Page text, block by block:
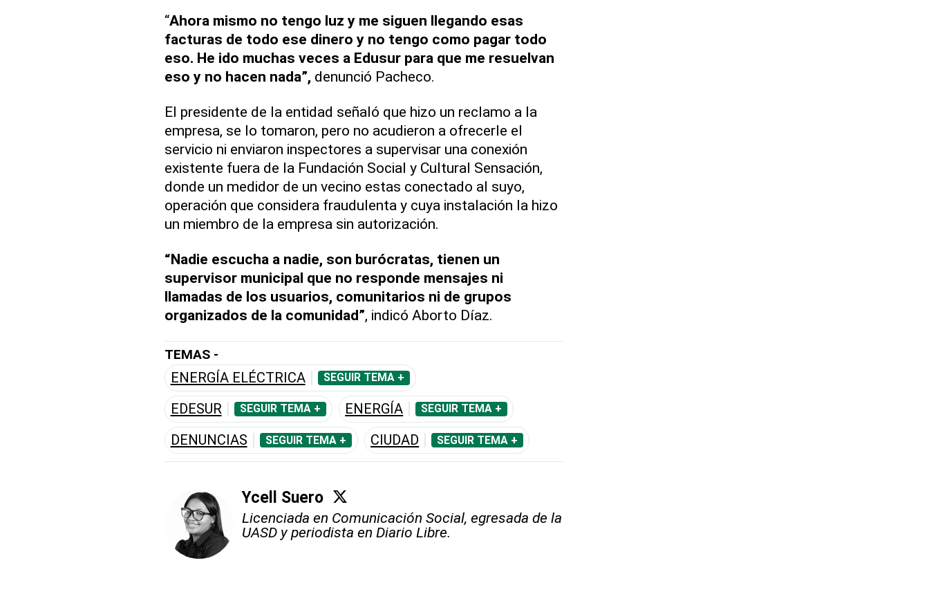
“Ahora mismo no tengo luz y me siguen llegando esas
facturas de todo ese dinero y no tengo como pagar todo
eso. He ido muchas veces a Edusur para que me resuelvan
eso y no hacen nada”, denunció Pacheco.
El presidente de la entidad señaló que hizo un reclamo a la
empresa, se lo tomaron, pero no acudieron a ofrecerle el
servicio ni enviaron inspectores a supervisar una conexión
existente fuera de la Fundación Social y Cultural Sensación,
donde un medidor de un vecino estas conectado al suyo,
operación que considera fraudulenta y cuya instalación la hizo
un miembro de la empresa sin autorización.
“Nadie escucha a nadie, son burócratas, tienen un
supervisor municipal que no responde mensajes ni
llamadas de los usuarios, comunitarios ni de grupos
organizados de la comunidad”, indicó Aborto Díaz.
TEMAS -
ENERGÍA ELÉCTRICA SEGUIR TEMA +
EDESUR SEGUIR TEMA + ENERGÍA SEGUIR TEMA +
DENUNCIAS SEGUIR TEMA + CIUDAD SEGUIR TEMA +
Ycell Suero
Licenciada en Comunicación Social, egresada de la
UASD y periodista en Diario Libre.